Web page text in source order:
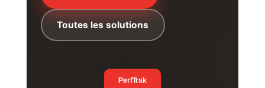
Toutes les solutions
PerfTrak